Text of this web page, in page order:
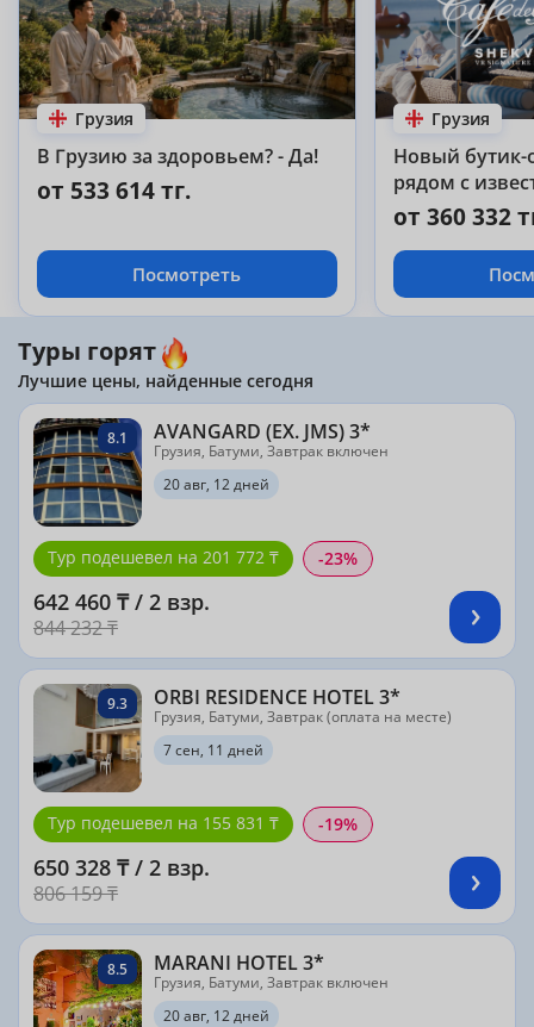
Грузия
В Грузию за здоровьем? - Да!
от 533 614 тг.
Посмотреть
Грузия
Новый бутик-
рядом с
мире
от 360 332
Туры горят
Лучшие цены, найденные сегодня
8.1 AVANGARD (EX. JMS) 3*
Грузия, Батуми, Завтрак включен
20 авг, 12 дней
Тур подешевел на 201 772 ₸ -23%
642 460 ₸ / 2 взр.
844 232 ₸
9.3 ORBI RESIDENCE HOTEL 3*
Грузия, Батуми, Завтрак (оплата на месте)
7 сен, 11 дней
Тур подешевел на 155 831 ₸ -19%
650 328 ₸ / 2 взр.
806 159 ₸
8.5 MARANI HOTEL 3*
Грузия, Батуми, Завтрак включен
20 авг, 12 дней